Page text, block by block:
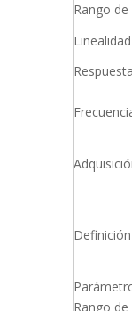
Rango
Linealidad
Rango